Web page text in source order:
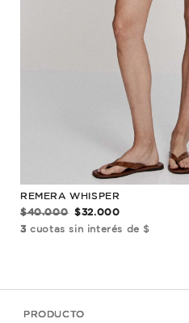
REMERA WHISPER
$40.000
$32.000
3 cuotas sin interés de $
PRODUCTO